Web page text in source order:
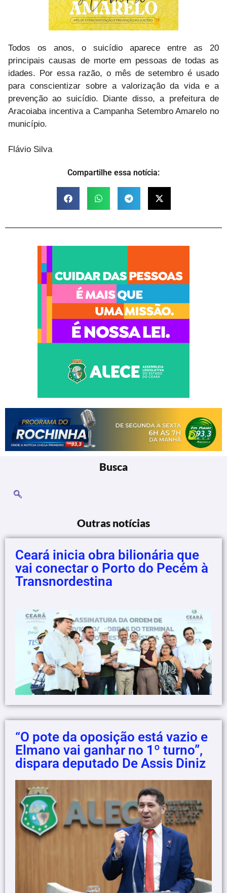
Todos os anos, o suicídio aparece entre as 20
principais causas de morte em pessoas de todas as
idades. Por essa razão, o mês de setembro é usado
para conscientizar sobre a valorização da vida e a
prevenção ao suicídio. Diante disso, a prefeitura de
Aracoiaba incentiva a Campanha Setembro Amarelo no
município.
Flávio Silva
Compartilhe essa notícia:
Busca
Outras notícias
Ceará inicia obra bilionária que
vai conectar o Porto do Pecém à
Transnordestina
“O pote da oposição está vazio e
Elmano vai ganhar no 1º turno”,
dispara deputado De Assis Diniz